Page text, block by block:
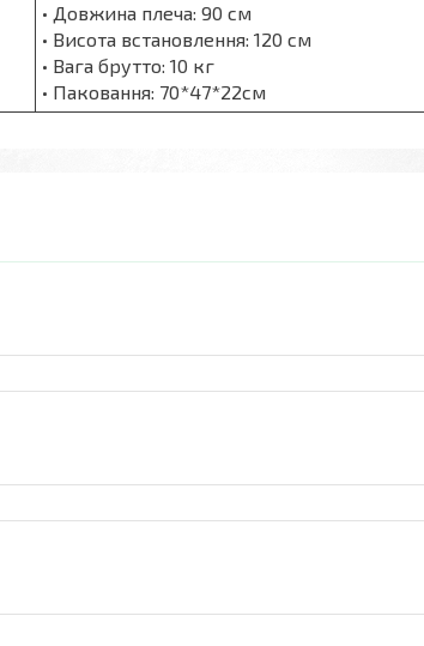
• Довжина плеча: 90 см
• Висота встановлення: 120 см
• Вага брутто: 10 кг
• Паковання: 70*47*22см